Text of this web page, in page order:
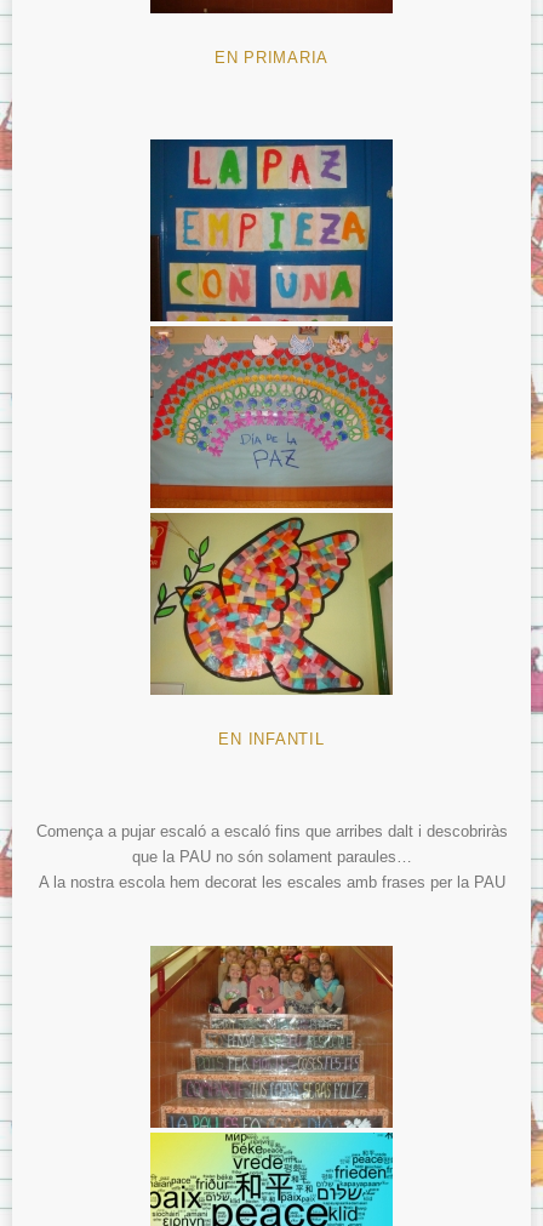
EN PRIMARIA
EN INFANTIL
Comença a pujar escaló a escaló fins que arribes dalt i descobriràs
que la PAU no són solament paraules…
A la nostra escola hem decorat les escales amb frases per la PAU